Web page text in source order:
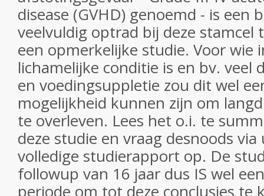
disease (GVHD) genoemd - is een
veelvuldig optrad bij deze stamcel
een opmerkelijke studie. Voor wie
lichamelijke conditie is en bv. veel
en voedingsuppletie zou dit wel
mogelijkheid kunnen zijn om
te overleven. Lees het o.i. te
deze studie en vraag desnoods
volledige studierapport op. De
followup van 16 jaar dus IS wel
periode om tot deze conclusies te